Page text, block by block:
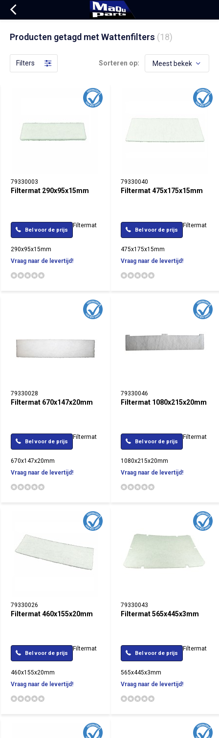
Producten getagd met Wattenfilters (18)
Filters Sorteren op:
79330003
Filtermat 290x95x15mm
Bel voor de prijs
Filtermat
290x95x15mm
Vraag naar de levertijd!
79330040
Filtermat 475x175x15mm
Bel voor de prijs
Filtermat
475x175x15mm
Vraag naar de levertijd!
79330028
Filtermat 670x147x20mm
Bel voor de prijs
Filtermat
670x147x20mm
Vraag naar de levertijd!
79330046
Filtermat 1080x215x20mm
Bel voor de prijs
Filtermat
1080x215x20mm
Vraag naar de levertijd!
79330026
Filtermat 460x155x20mm
Bel voor de prijs
Filtermat
460x155x20mm
Vraag naar de levertijd!
79330043
Filtermat 565x445x3mm
Bel voor de prijs
Filtermat
565x445x3mm
Vraag naar de levertijd!